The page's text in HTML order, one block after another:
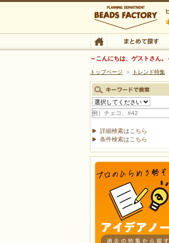
ビーズファクトリー ビーズ
TOP まとめて探す
～こんにちは、ゲストさん。
トップページ > トレンド特集
詳細検索はこちら
条件検索はこちら